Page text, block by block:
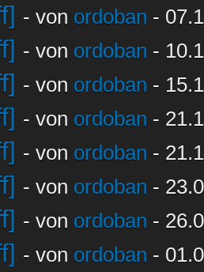
- von ordoban -
- von ordoban -
- von ordoban -
- von ordoban -
- von ordoban -
- von ordoban -
- von ordoban -
- von ordoban -